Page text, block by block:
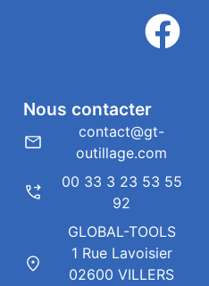
Nous contacter
contact@gt-
outillage.com
00 33 3 23 53 55
92
GLOBAL-TOOLS
1 Rue Lavoisier
02600 VILLERS